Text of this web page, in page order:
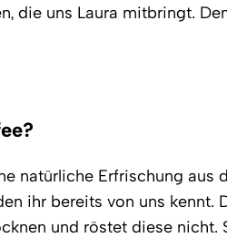
die uns Laura mitbringt.
natürliche Erfrischung aus
ihr bereits von uns kennt.
und röstet diese nicht.